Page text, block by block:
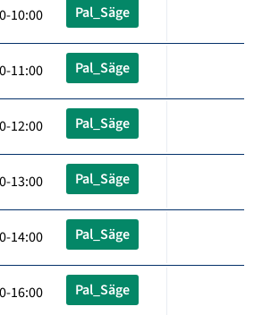
10:00 Pal_Säge
11:00 Pal_Säge
12:00 Pal_Säge
13:00 Pal_Säge
14:00 Pal_Säge
16:00 Pal_Säge